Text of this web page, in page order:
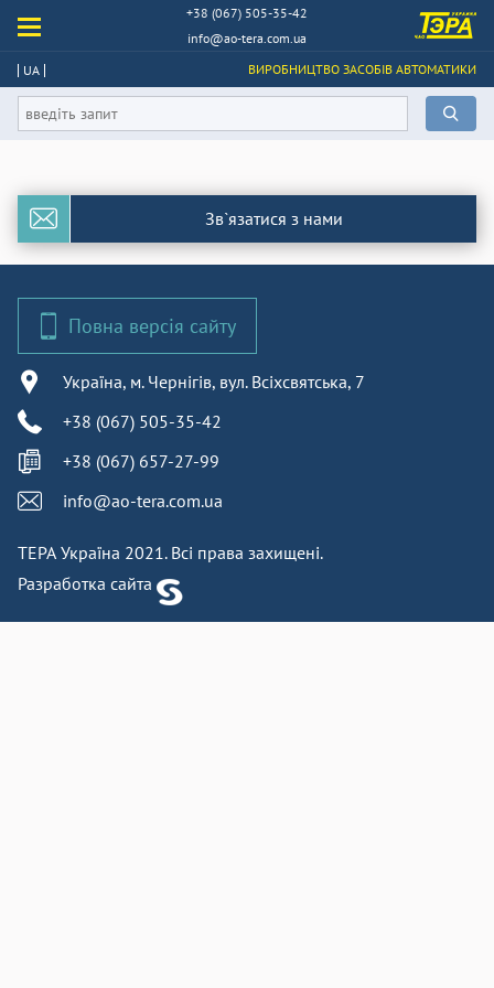
+38 (067) 505-35-42
info@ao-tera.com.ua
UA
ВИРОБНИЦТВО ЗАСОБІВ АВТОМАТИКИ
Зв`язатися з нами
Повна версія сайту
Україна, м. Чернігів, вул. Всіхсвятська, 7
+38 (067) 505-35-42
+38 (067) 657-27-99
info@ao-tera.com.ua
ТЕРА Україна 2021. Всі права захищені.
Разработка сайта